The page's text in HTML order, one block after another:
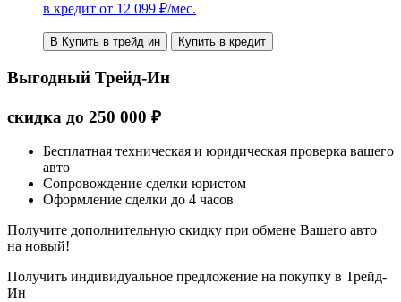
в кредит от 12 099 ₽/мес.
В Купить в трейд ин Купить в кредит
Выгодный Трейд-Ин
скидка до 250 000 ₽
Бесплатная техническая и юридическая проверка вашего
авто
Сопровождение сделки юристом
Оформление сделки до 4 часов
Получите дополнительную скидку при обмене Вашего авто
на новый!
Получить индивидуальное предложение на покупку в Трейд-
Ин